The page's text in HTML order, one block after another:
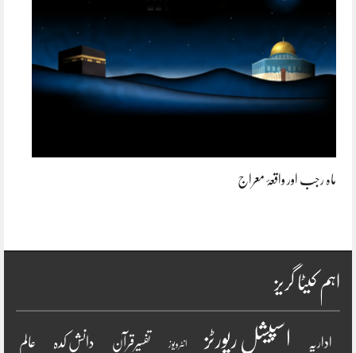
ماہ رجب اور واقعۂ معراج
اہم کیٹا گریز
اداریہ اسپیشل رپورٹز انٹرویو ز تفسیرقرآن دانش کدہ عالم